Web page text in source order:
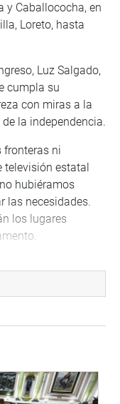
y Caballococha, en
Loreto, hasta
Luz Salgado,
cumpla su
con miras a la
la independencia.
fronteras ni
televisión estatal
hubiéramos
las necesidades.
los lugares
del canal 7 de
fronterizas